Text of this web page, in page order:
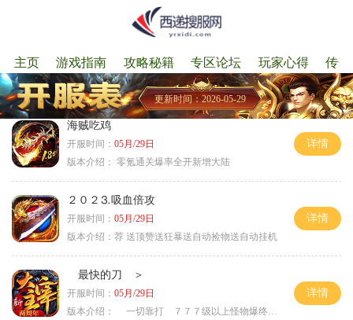
主页 游戏指南 攻略秘籍 专区论坛 玩家心得 传
更新时间：2026-05-29
海贼吃鸡
开服时间： 05月/29日
版本介绍： 零氪通关爆率全开新增大陆
详情
２０２⒊吸血倍攻
开服时间： 05月/29日
版本介绍： 荐 送顶赞送狂暴送自动捡物送自动挂机
详情
最快的刀 ＞
开服时间： 05月/29日
版本介绍：
一切靠打 ７７７级以上怪物爆终极 ＞
详情